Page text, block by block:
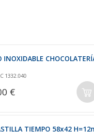
INOXIDABLE
C 1332.040
€
TIEMPO 58x42